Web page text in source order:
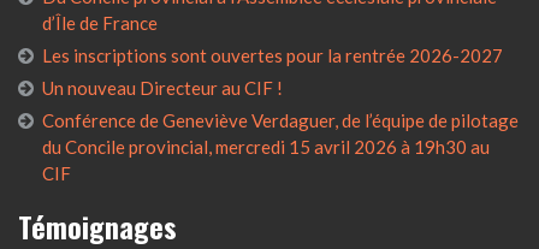
d’Île de France
Les inscriptions sont ouvertes pour la rentrée 2026-2027
Un nouveau Directeur au CIF !
Conférence de Geneviève Verdaguer, de l’équipe de pilotage
du Concile provincial, mercredi 15 avril 2026 à 19h30 au
CIF
Témoignages